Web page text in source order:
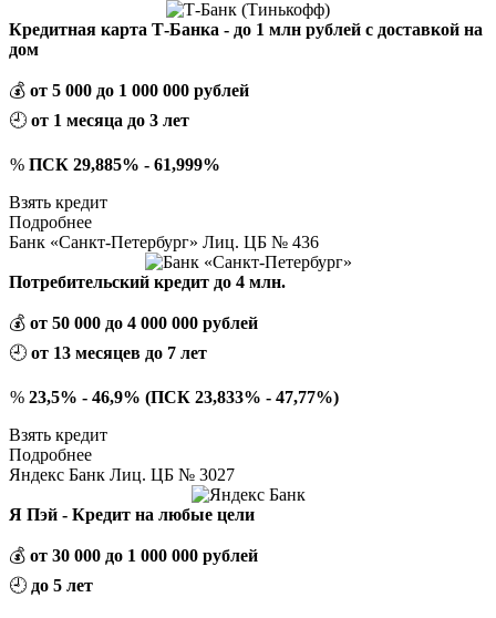
Кредитная карта Т-Банка - до 1 млн рублей с доставкой на
дом
💰 от 5 000 до 1 000 000 рублей
🕘 от 1 месяца до 3 лет
% ПСК 29,885% - 61,999%
Взять кредит
Подробнее
Банк «Санкт-Петербург» Лиц. ЦБ № 436
Потребительский кредит до 4 млн.
💰 от 50 000 до 4 000 000 рублей
🕘 от 13 месяцев до 7 лет
% 23,5% - 46,9% (ПСК 23,833% - 47,77%)
Взять кредит
Подробнее
Яндекс Банк Лиц. ЦБ № 3027
Я Пэй - Кредит на любые цели
💰 от 30 000 до 1 000 000 рублей
🕘 до 5 лет